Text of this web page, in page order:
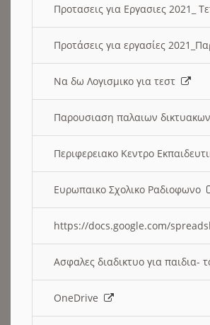
Προτασεις για Εργασιες 2021_
Προτάσεις για εργασίες
Να δω Λογισμικο για τεστ
Παρουσιαση παλαιων
Περιφερειακο Κεντρο
Ευρωπαικο Σχολικο Ραδιοφωνο
https://docs.google.com/
Ασφαλες διαδικτυο για παιδια-
OneDrive